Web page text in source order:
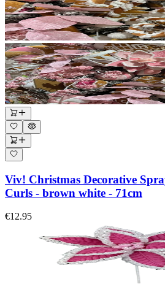
Viv! Christmas Decorative
Curls - brown white - 71cm
€12.95